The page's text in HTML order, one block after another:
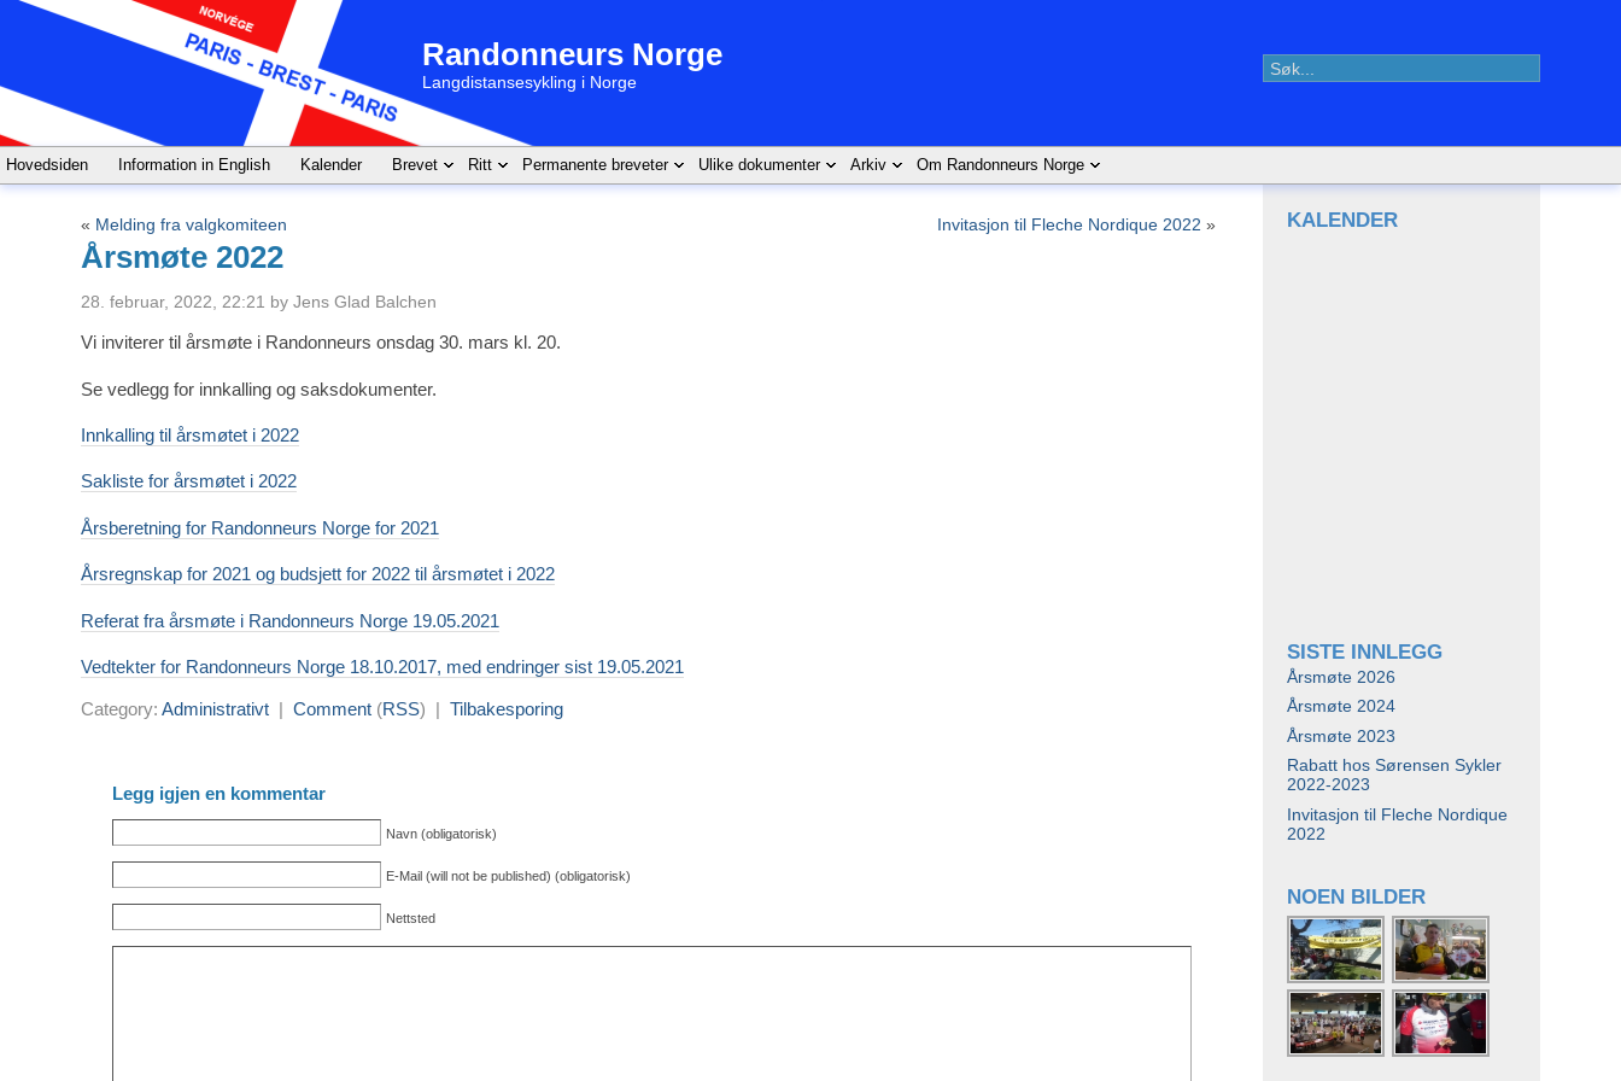
Randonneurs Norge
Langdistansesykling i Norge
Hovedsiden Information in English Kalender Brevet Ritt Permanente breveter Ulike dokumenter Arkiv Om Randonneurs Norge
« Melding fra valgkomiteen Invitasjon til Fleche Nordique 2022 »
Årsmøte 2022
28. februar, 2022, 22:21 by Jens Glad Balchen
Vi inviterer til årsmøte i Randonneurs onsdag 30. mars kl. 20.
Se vedlegg for innkalling og saksdokumenter.
Innkalling til årsmøtet i 2022
Sakliste for årsmøtet i 2022
Årsberetning for Randonneurs Norge for 2021
Årsregnskap for 2021 og budsjett for 2022 til årsmøtet i 2022
Referat fra årsmøte i Randonneurs Norge 19.05.2021
Vedtekter for Randonneurs Norge 18.10.2017, med endringer sist 19.05.2021
Category:Administrativt |Comment (RSS) |Tilbakesporing
Legg igjen en kommentar
Navn (obligatorisk)
E-Mail (will not be published) (obligatorisk)
Nettsted
KALENDER
SISTE INNLEGG
Årsmøte 2026
Årsmøte 2024
Årsmøte 2023
Rabatt hos Sørensen Sykler
2022-2023
Invitasjon til Fleche Nordique
2022
NOEN BILDER